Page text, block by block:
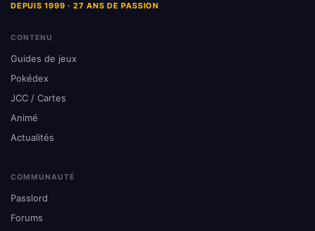
DEPUIS 1999 · 27 ANS DE PASSION
CONTENU
Guides de jeux
Pokédex
JCC / Cartes
Animé
Actualités
COMMUNAUTÉ
Passlord
Forums